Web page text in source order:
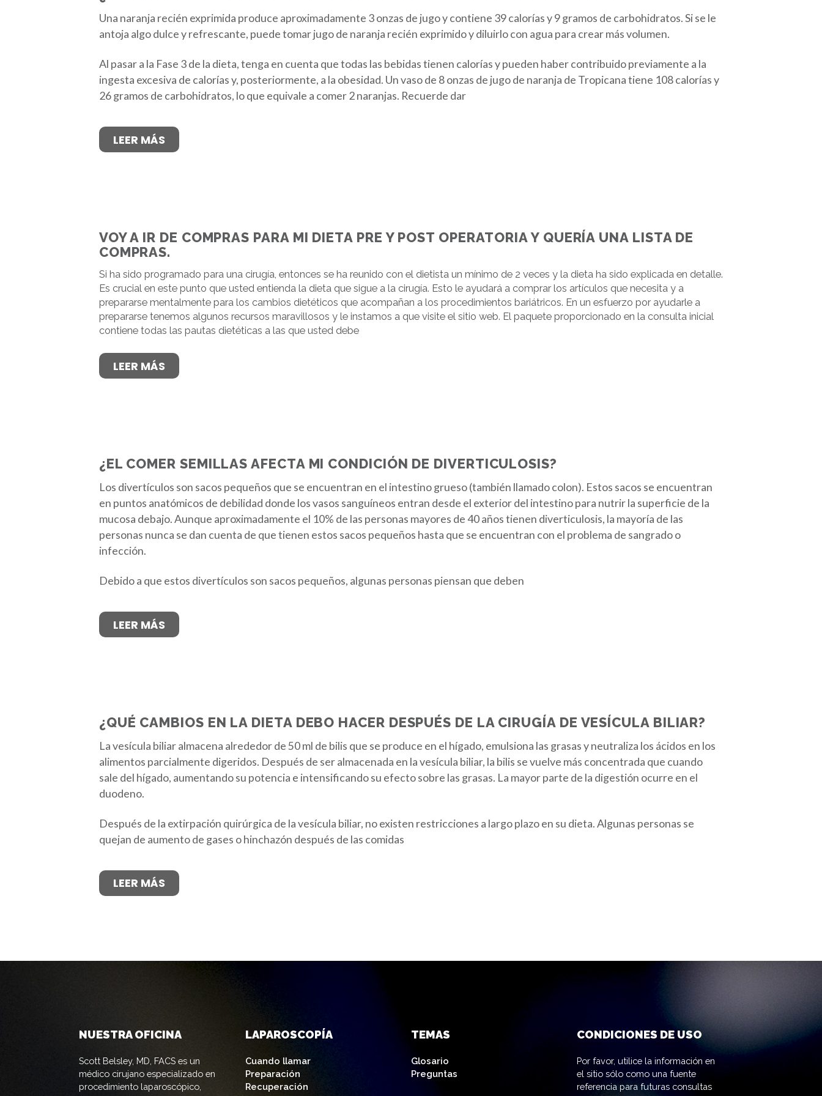
Una naranja recién exprimida produce aproximadamente 3 onzas de jugo y contiene 39 calorías y 9 gramos de carbohidratos. Si se le
antoja algo dulce y refrescante, puede tomar jugo de naranja recién exprimido y diluirlo con agua para crear más volumen.
Al pasar a la Fase 3 de la dieta, tenga en cuenta que todas las bebidas tienen calorías y pueden haber contribuido previamente a la
ingesta excesiva de calorías y, posteriormente, a la obesidad. Un vaso de 8 onzas de jugo de naranja de Tropicana tiene 108 calorías y
26 gramos de carbohidratos, lo que equivale a comer 2 naranjas. Recuerde dar
LEER MÁS
VOY A IR DE COMPRAS PARA MI DIETA PRE Y POST OPERATORIA Y QUERÍA UNA LISTA DE
COMPRAS.
Si ha sido programado para una cirugía, entonces se ha reunido con el dietista un mínimo de 2 veces y la dieta ha sido explicada en detalle.
Es crucial en este punto que usted entienda la dieta que sigue a la cirugía. Esto le ayudará a comprar los artículos que necesita y a
prepararse mentalmente para los cambios dietéticos que acompañan a los procedimientos bariátricos. En un esfuerzo por ayudarle a
prepararse tenemos algunos recursos maravillosos y le instamos a que visite el sitio web. El paquete proporcionado en la consulta inicial
contiene todas las pautas dietéticas a las que usted debe
LEER MÁS
¿EL COMER SEMILLAS AFECTA MI CONDICIÓN DE DIVERTICULOSIS?
Los divertículos son sacos pequeños que se encuentran en el intestino grueso (también llamado colon). Estos sacos se encuentran
en puntos anatómicos de debilidad donde los vasos sanguíneos entran desde el exterior del intestino para nutrir la superficie de la
mucosa debajo. Aunque aproximadamente el 10% de las personas mayores de 40 años tienen diverticulosis, la mayoría de las
personas nunca se dan cuenta de que tienen estos sacos pequeños hasta que se encuentran con el problema de sangrado o
infección.
Debido a que estos divertículos son sacos pequeños, algunas personas piensan que deben
LEER MÁS
¿QUÉ CAMBIOS EN LA DIETA DEBO HACER DESPUÉS DE LA CIRUGÍA DE VESÍCULA BILIAR?
La vesícula biliar almacena alrededor de 50 ml de bilis que se produce en el hígado, emulsiona las grasas y neutraliza los ácidos en los
alimentos parcialmente digeridos. Después de ser almacenada en la vesícula biliar, la bilis se vuelve más concentrada que cuando
sale del hígado, aumentando su potencia e intensificando su efecto sobre las grasas. La mayor parte de la digestión ocurre en el
duodeno.
Después de la extirpación quirúrgica de la vesícula biliar, no existen restricciones a largo plazo en su dieta. Algunas personas se
quejan de aumento de gases o hinchazón después de las comidas
LEER MÁS
NUESTRA OFICINA
Scott Belsley, MD, FACS es un
médico cirujano especializado en
procedimiento laparoscópico,
LAPAROSCOPÍA
Cuando llamar
Preparación
Recuperación
TEMAS
Glosario
Preguntas
CONDICIONES DE USO
Por favor, utilice la información en
el sitio sólo como una fuente
referencia para futuras consultas